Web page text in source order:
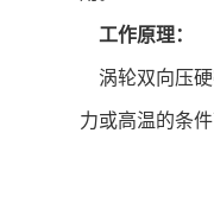
工作原理：
涡轮双向压硬
力或高温的条